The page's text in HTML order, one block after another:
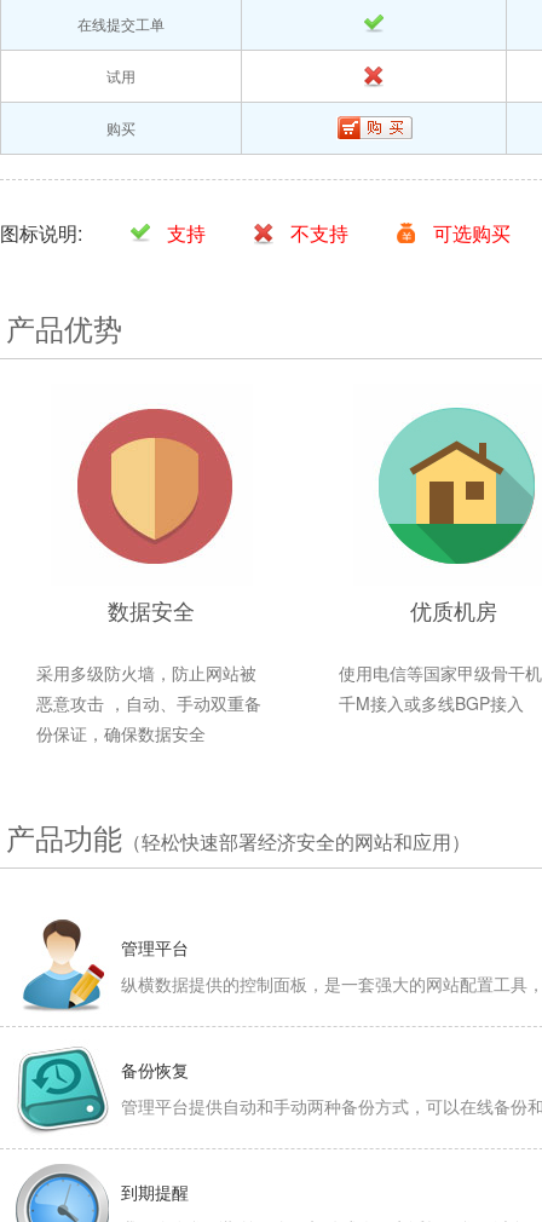
在线提交工单
试用
购买
图标说明: 支持 不支持 可选购买
产品优势
数据安全
采用多级防火墙，防止网站被
恶意攻击 ，自动、手动双重备
份保证，确保数据安全
优质机房
使用电信等国家甲级骨干
千M接入或多线BGP接入
产品功能 （轻松快速部署经济安全的网站和应用）
管理平台
纵横数据提供的控制面板，是一套强大的网站配置工具
备份恢复
管理平台提供自动和手动两种备份方式，可以在线备份
到期提醒